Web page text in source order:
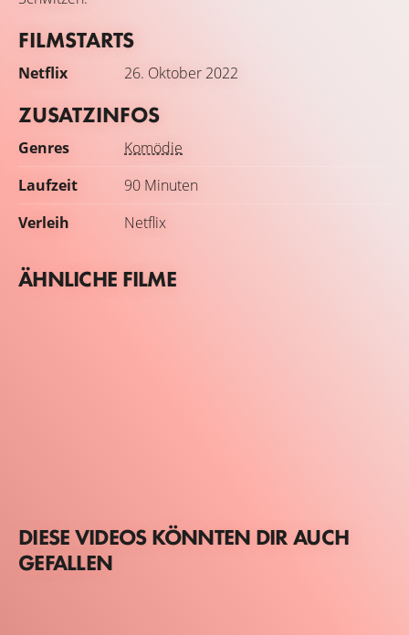
FILMSTARTS
Netflix 26. Oktober 2022
ZUSATZINFOS
Genres
Komödie
Laufzeit
90 Minuten
Verleih
Netflix
ÄHNLICHE FILME
DIESE VIDEOS KÖNNTEN DIR AUCH
GEFALLEN